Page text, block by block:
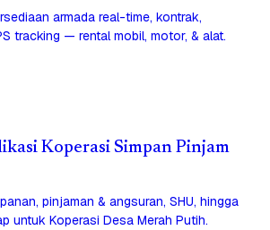
armada real-time, kontrak,
tracking — rental mobil, motor, & alat.
Koperasi Simpan Pinjam
pinjaman & angsuran, SHU, hingga
untuk Koperasi Desa Merah Putih.